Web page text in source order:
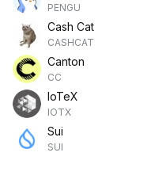
PENGU
Cash Cat
CASHCAT
Canton
CC
IoTeX
IOTX
Sui
SUI